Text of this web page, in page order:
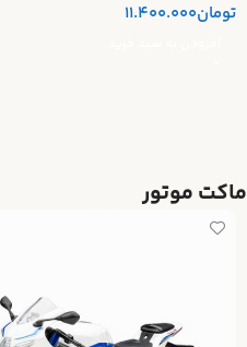
تومان11.400.000
ماکت موتور